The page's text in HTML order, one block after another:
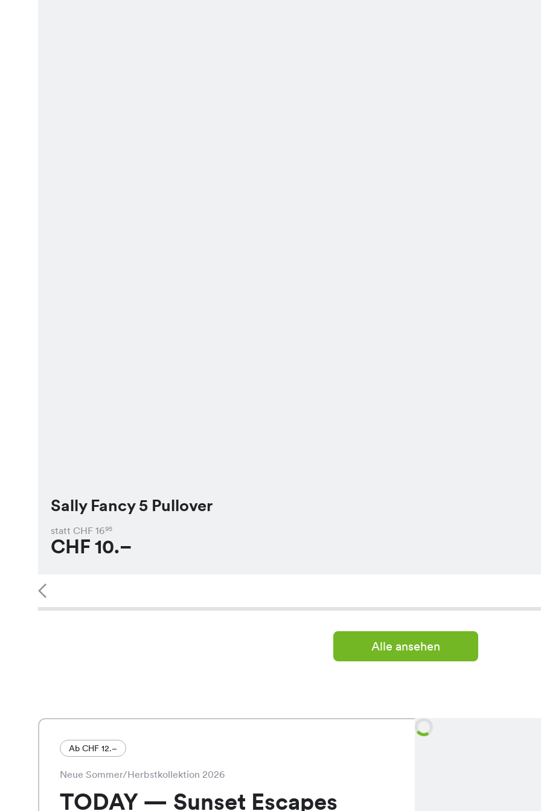
Sally Fancy 5 Pullover
statt CHF 1695
CHF 10.–
Alle ansehen
Ab CHF 12.–
Neue Sommer/Herbstkollektion 2026
TODAY — Sunset Escapes